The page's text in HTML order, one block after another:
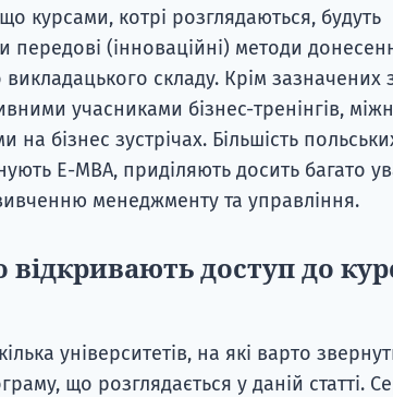
курсами, котрі розглядаються, будуть
передові (інноваційні) методи
складу. Крім зазначених
учасниками бізнес-тренінгів,
на бізнес зустрічах. Більшість
E-MBA, приділяють досить багато
менеджменту та управління.
доступ до
університетів, на які варто
що розглядається у даній статті.